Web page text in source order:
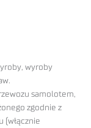
wyroby
samolotem,
zgodnie z
(włącznie